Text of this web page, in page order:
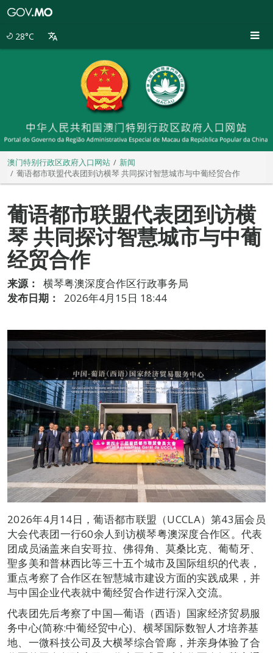
28°C
澳门特别行政区政府入口网站
新闻
葡语都市联盟代表团到访横琴 共同探讨智慧城市与中葡经贸合作
葡语都市联盟代表团到访横
琴 共同探讨智慧城市与中葡
经贸合作
来源：
横琴粤澳深度合作区行政事务局
发布日期：
2026年4月15日 18:44
2026年4月14日，葡语都市联盟（UCCLA）第43届会员
大会代表团一行60余人到访横琴粤澳深度合作区。代表
团成员涵盖来自安哥拉、佛得角、莫桑比克、葡萄牙、
聖多美和普林西比等三十五个城市及国际组织的代表，
重点考察了合作区在智慧城市建设方面的实践成果，并
与中国企业代表就中葡经贸合作进行深入交流。
代表团先后考察了中国—葡语（西语）国家经济贸易服
务中心(简称:中葡经贸中心)、横琴国际数智人才培养基
地、一微科技公司及大横琴综合管廊，并亲身体验了合